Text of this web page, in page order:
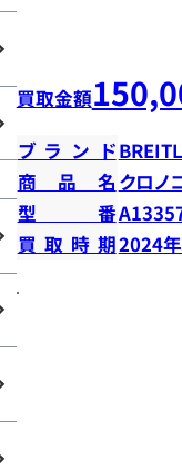
買取金額
ブランド
商品名 クロノ
型番
買取時期2024